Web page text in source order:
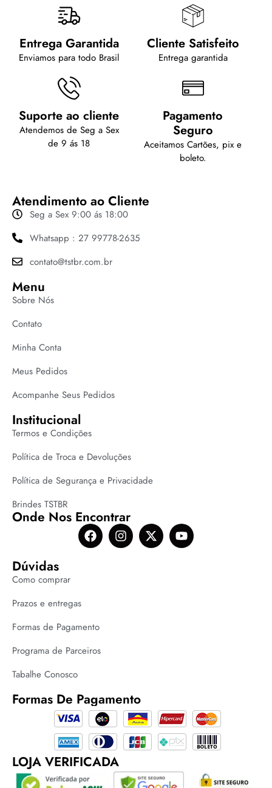
Entrega Garantida
Enviamos para todo Brasil
Cliente Satisfeito
Entrega garantida
Suporte ao cliente
Atendemos de Seg a Sex
de 9 ás 18
Pagamento
Seguro
Aceitamos Cartões, pix e
boleto.
Atendimento ao Cliente
Seg a Sex 9:00 ás 18:00
Whatsapp : 27 99778-2635
contato@tstbr.com.br
Menu
Sobre Nós
Contato
Minha Conta
Meus Pedidos
Acompanhe Seus Pedidos
Institucional
Termos e Condições
Política de Troca e Devoluções
Política de Segurança e Privacidade
Brindes TSTBR
Onde Nos Encontrar
Dúvidas
Como comprar
Prazos e entregas
Formas de Pagamento
Programa de Parceiros
Tabalhe Conosco
Formas De Pagamento
LOJA VERIFICADA